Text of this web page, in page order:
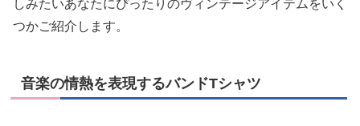
しみたいあなたにぴったりのヴィンテージアイテムをいく
つかご紹介します。
音楽の情熱を表現するバンドTシャツ